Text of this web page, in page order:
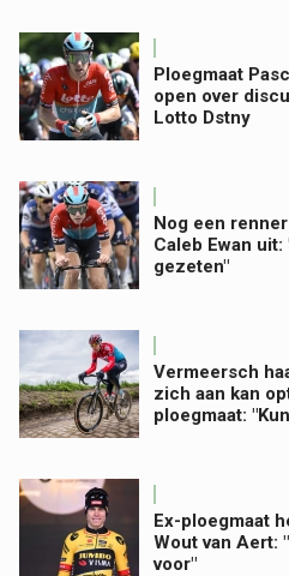
Ploegmaat
open over
Lotto Dstny
Nog een
Caleb Ewan
gezeten"
Vermeersch
zich aan kan
ploegmaat:
Ex-ploegmaat
Wout van Aert:
voor"